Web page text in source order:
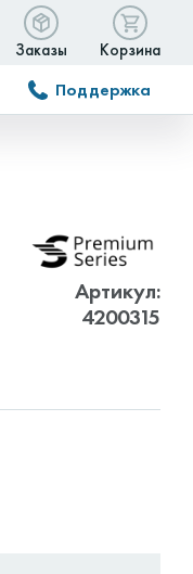
Заказы Корзина
Поддержка
Артикул:
4200315